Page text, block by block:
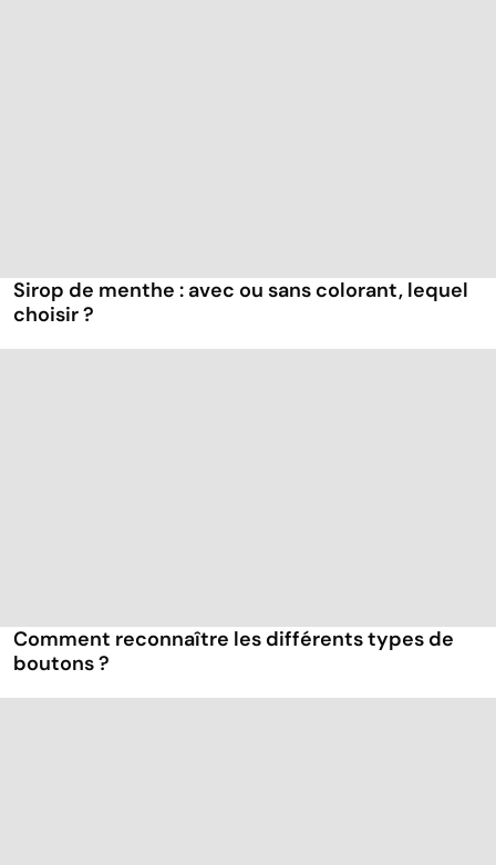
Sirop de menthe : avec ou sans colorant, lequel
choisir ?
Comment reconnaître les différents types de
boutons ?